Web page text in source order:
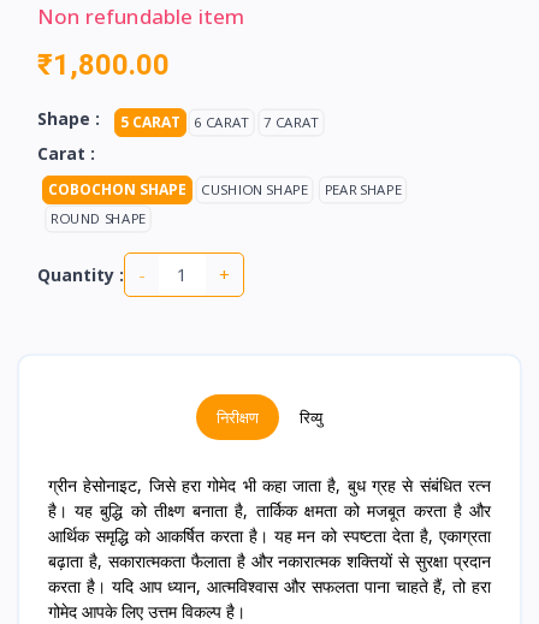
Non refundable item
₹1,800.00
Shape : 5 CARAT 6 CARAT 7 CARAT
Carat :
COBOCHON SHAPE CUSHION SHAPE
PEAR SHAPE
ROUND SHAPE
Quantity : - +
निरीक्षण रिव्यु
ग्रीन हेसोनाइट, जिसे हरा गोमेद भी कहा जाता है, बुध ग्रह से संबंधित रत्न
है। यह बुद्धि को तीक्ष्ण बनाता है, तार्किक क्षमता को मजबूत करता है और
आर्थिक समृद्धि को आकर्षित करता है। यह मन को स्पष्टता देता है, एकाग्रता
बढ़ाता है, सकारात्मकता फैलाता है और नकारात्मक शक्तियों से सुरक्षा प्रदान
करता है। यदि आप ध्यान, आत्मविश्वास और सफलता पाना चाहते हैं, तो हरा
गोमेद आपके लिए उत्तम विकल्प है।